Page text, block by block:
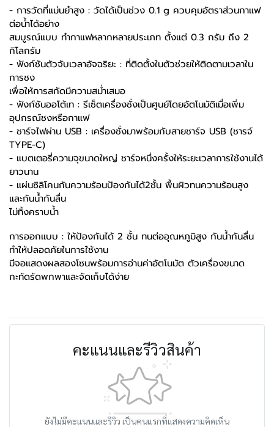
- การวัดที่แม่นยำสูง : วัดได้เป็นช่วง 0.1 g ควบคุมอัตราส่วนกาแฟ
ต่อน้ำได้อย่าง
สมบูรณ์แบบ ทำกาแฟหลากหลายประเภท ตั้งแต่ 0.3 กรัม ถึง 2
กิโลกรัม
- ฟังก์ชันตัวจับเวลาอัจฉริยะ : ที่ติดตั้งในตัวช่วยให้ติดตามเวลาใน
การชง
เพื่อให้การสกัดมีความสม่ำเสมอ
- ฟังก์ชันออโต้เท : รีเซ็ตเครื่องชั่งเป็นศูนย์โดยอัตโนมัติเมื่อเพิ่ม
อุปกรณ์ชงหรือกาแฟ
- ชาร์จไฟผ่าน USB : เครื่องชั่งมาพร้อมกับสายชาร์จ USB (ชารจ์
TYPE-C)
- แบตเตอรี่ความจุขนาดใหญ่ ชาร์จหนึ่งครั้งให้ระยะเวลาการใช้งานได้
ยาวนาน
- แผ่นซิลิโคนกันความร้อนป้องกันได้2ชั้น พื้นผิวทนความร้อนสูง
และกันน้ำกันลื่น
ไม่ทิ้งคราบน้ำ
การออกแบบ : ให้ป้องกันได้ 2 ชั้น ทนต่ออุณหภูมิสูง กันน้ำกันลื่น
ทำให้ปลอดภัยในการใช้งาน
มีจอแสดงผลสองโซนพร้อมการอ่านค่าอัตโนมัต ตัวเครื่องขนาด
กะทัดรัดพกพาและจัดเก็บได้ง่าย
คะแนนและรีวิวสินค้า
ยังไม่มีคะแนนและรีวิว เป็นคนแรกที่แสดงความคิดเห็น